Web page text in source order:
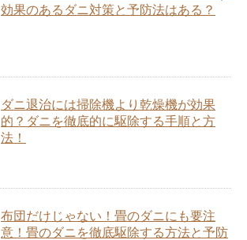
効果のあるダニ対策と予防法はある？
ダニ退治には掃除機より乾燥機が効果
的？ダニを徹底的に駆除する手順と方
法！
布団だけじゃない！畳のダニにも要注
意！畳のダニを徹底駆除する方法と予防